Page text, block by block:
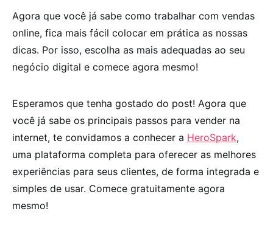
Agora que você já sabe como trabalhar com vendas
online, fica mais fácil colocar em prática as nossas
dicas. Por isso, escolha as mais adequadas ao seu
negócio digital e comece agora mesmo!
Esperamos que tenha gostado do post! Agora que
você já sabe os principais passos para vender na
internet, te convidamos a conhecer a HeroSpark,
uma plataforma completa para oferecer as melhores
experiências para seus clientes, de forma integrada e
simples de usar. Comece gratuitamente agora
mesmo!